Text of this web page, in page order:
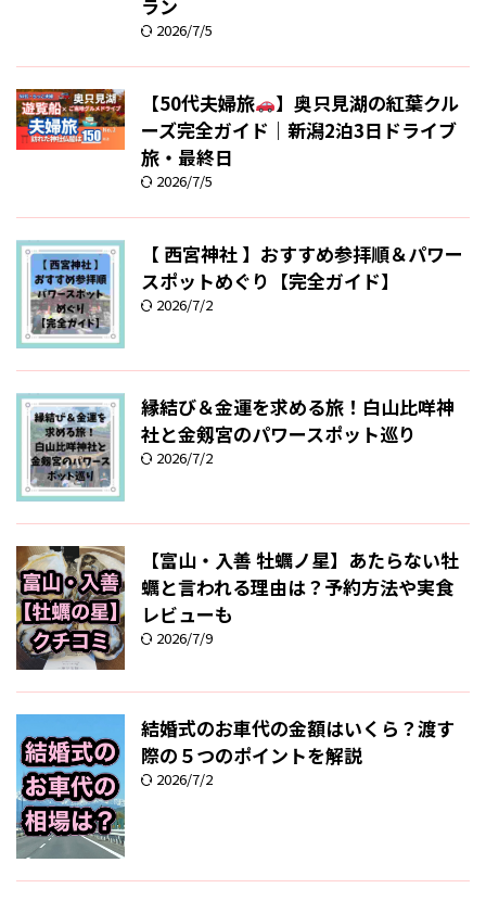
ラン
2026/7/5
【50代夫婦旅
】奥只見湖の紅葉クル
ーズ完全ガイド｜新潟2泊3日ドライブ
旅・最終日
2026/7/5
【 西宮神社 】おすすめ参拝順＆パワー
スポットめぐり【完全ガイド】
2026/7/2
縁結び＆金運を求める旅！白山比咩神
社と金剱宮のパワースポット巡り
2026/7/2
【富山・入善 牡蠣ノ星】あたらない牡
蠣と言われる理由は？予約方法や実食
レビューも
2026/7/9
結婚式のお車代の金額はいくら？渡す
際の５つのポイントを解説
2026/7/2